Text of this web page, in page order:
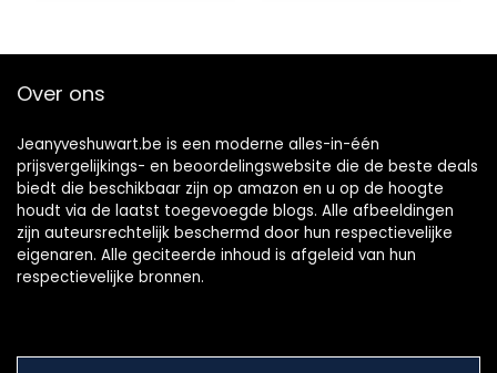
Over ons
Jeanyveshuwart.be is een moderne alles-in-één
prijsvergelijkings- en beoordelingswebsite die de beste deals
biedt die beschikbaar zijn op amazon en u op de hoogte
houdt via de laatst toegevoegde blogs. Alle afbeeldingen
zijn auteursrechtelijk beschermd door hun respectievelijke
eigenaren. Alle geciteerde inhoud is afgeleid van hun
respectievelijke bronnen.